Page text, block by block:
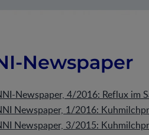
Newspaper
Newspaper, 4/2016: Reflux im
Newspaper, 1/2016:
Newspaper, 3/2015: